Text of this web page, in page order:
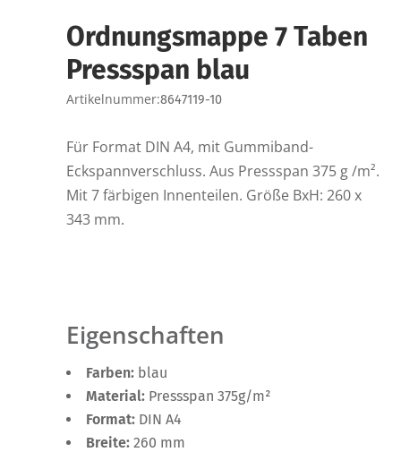
Ordnungsmappe 7 Taben
Pressspan blau
Artikelnummer:8647119-10
Für Format DIN A4, mit Gummiband-
Eckspannverschluss. Aus Pressspan 375 g /m².
Mit 7 färbigen Innenteilen. Größe BxH: 260 x
343 mm.
Eigenschaften
Farben: blau
Material: Pressspan 375g/m²
Format: DIN A4
Breite: 260 mm